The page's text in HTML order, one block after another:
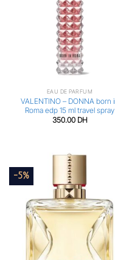
EAU DE PARFUM
VALENTINO – DONNA born
Roma edp 15 ml travel spray
350.00 DH
-5%